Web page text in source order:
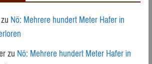
Nö: Mehrere hundert Meter Hafer in
zuNö: Mehrere hundert Meter Hafer in